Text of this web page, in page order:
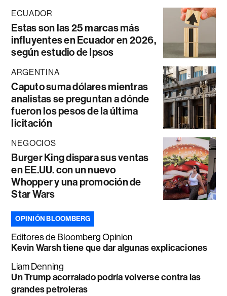
ECUADOR
Estas son las 25 marcas más
influyentes en Ecuador en 2026,
según estudio de Ipsos
ARGENTINA
Caputo suma dólares mientras
analistas se preguntan a dónde
fueron los pesos de la última
licitación
NEGOCIOS
Burger King dispara sus ventas
en EE.UU. con un nuevo
Whopper y una promoción de
Star Wars
OPINIÓN BLOOMBERG
Editores de Bloomberg Opinion
Kevin Warsh tiene que dar algunas explicaciones
Liam Denning
Un Trump acorralado podría volverse contra las
grandes petroleras